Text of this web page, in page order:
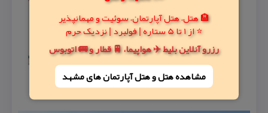
🏨 هتل، هتل آپارتمان، سوئیت و مهمانپذیر
⭐ از 1 تا 5 ستاره | فولبرد | نزدیک حرم
رزرو آنلاین بلیط ✈️ هواپیما، 🚆 قطار و 🚌 اتوبوس
مشاهده هتل و هتل‌ آپارتمان های مشهد